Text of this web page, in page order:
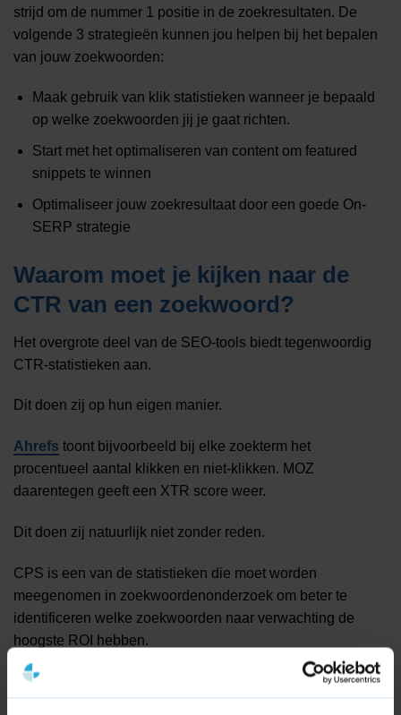
strijd om de nummer 1 positie in de zoekresultaten. De
volgende 3 strategieën kunnen jou helpen bij het bepalen
van jouw zoekwoorden:
Maak gebruik van klik statistieken wanneer je bepaald
op welke zoekwoorden jij je gaat richten.
Start met het optimaliseren van content om featured
snippets te winnen
Optimaliseer jouw zoekresultaat door een goede On-
SERP strategie
Waarom moet je kijken naar de
CTR van een zoekwoord?
Het overgrote deel van de SEO-tools biedt tegenwoordig
CTR-statistieken aan.
Dit doen zij op hun eigen manier.
Ahrefs toont bijvoorbeeld bij elke zoekterm het
procentueel aantal klikken en niet-klikken. MOZ
daarentegen geeft een XTR score weer.
Dit doen zij natuurlijk niet zonder reden.
CPS is een van de statistieken die moet worden
meegenomen in zoekwoordenonderzoek om beter te
identificeren welke zoekwoorden naar verwachting de
hoogste ROI hebben.
Waar voorheen een SEO professional zich voornamelijk
richtte op het realiseren van verkeer is het tegenwoordig